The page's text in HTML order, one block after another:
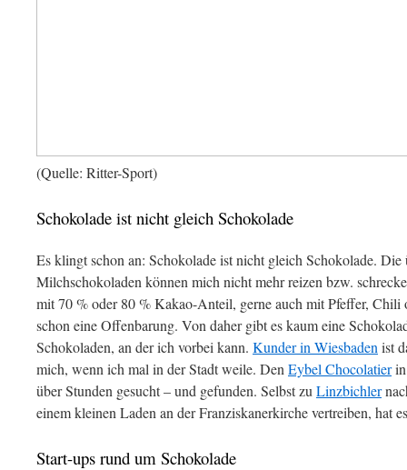
(Quelle: Ritter-Sport)
Schokolade ist nicht gleich Schokolade
Es klingt schon an: Schokolade ist nicht gleich Schokolade. Die
Milchschokoladen können mich nicht mehr reizen bzw.
mit 70 % oder 80 % Kakao-Anteil, gerne auch mit Pfeffer, Chili
schon eine Offenbarung. Von daher gibt es kaum eine
Schokoladen, an der ich vorbei kann. Kunder in Wiesbaden ist
mich, wenn ich mal in der Stadt weile. Den Eybel Chocolatierin
über Stunden gesucht – und gefunden. Selbst zu Linzbichler
einem kleinen Laden an der Franziskanerkirche vertreiben, hat
Start-ups rund um Schokolade